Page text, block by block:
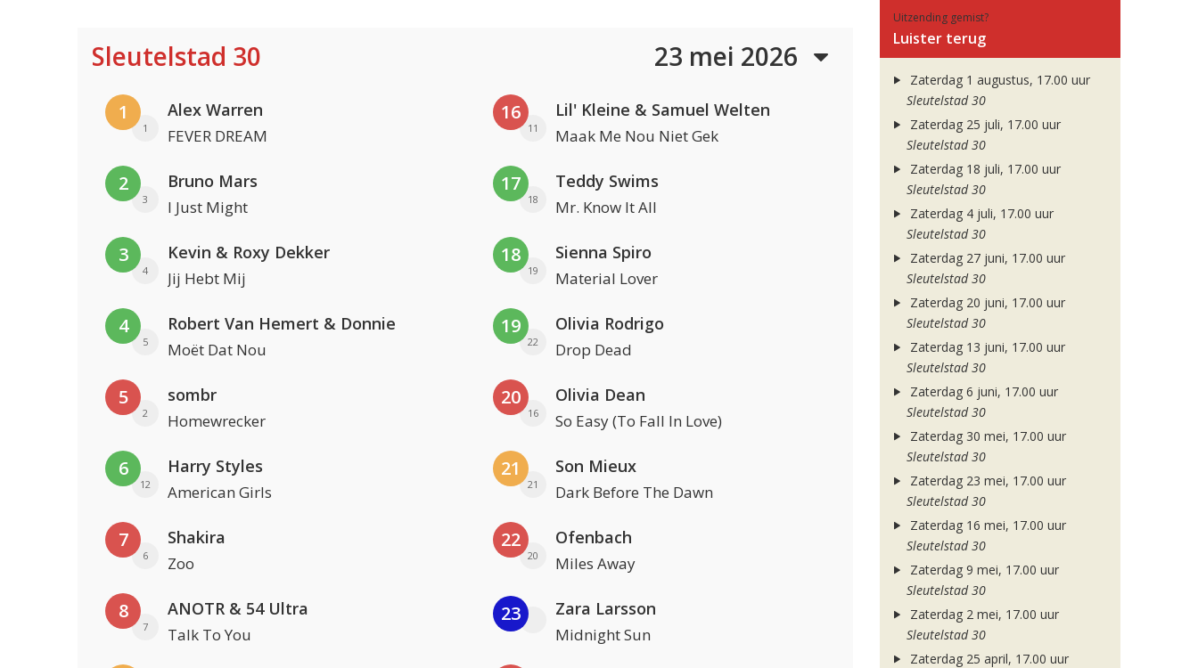
Sleutelstad 30 23 mei 2026
1
1
Alex Warren
FEVER DREAM
2
3
Bruno Mars
I Just Might
3
4
Kevin & Roxy Dekker
Jij Hebt Mij
4
5
Robert Van Hemert & Donnie
Moët Dat Nou
5
2
sombr
Homewrecker
6
12
Harry Styles
American Girls
7
6
Shakira
Zoo
8
7
ANOTR & 54 Ultra
Talk To You
16
11
Lil' Kleine & Samuel Welten
Maak Me Nou Niet Gek
17
18
Teddy Swims
Mr. Know It All
18
19
Sienna Spiro
Material Lover
19
22
Olivia Rodrigo
Drop Dead
20
16
Olivia Dean
So Easy (To Fall In Love)
21
21
Son Mieux
Dark Before The Dawn
22
20
Ofenbach
Miles Away
23 Zara Larsson
Midnight Sun
Uitzending gemist?
Luister terug
Zaterdag 1 augustus, 17.00 uur
Sleutelstad 30
Zaterdag 25 juli, 17.00 uur
Sleutelstad 30
Zaterdag 18 juli, 17.00 uur
Sleutelstad 30
Zaterdag 4 juli, 17.00 uur
Sleutelstad 30
Zaterdag 27 juni, 17.00 uur
Sleutelstad 30
Zaterdag 20 juni, 17.00 uur
Sleutelstad 30
Zaterdag 13 juni, 17.00 uur
Sleutelstad 30
Zaterdag 6 juni, 17.00 uur
Sleutelstad 30
Zaterdag 30 mei, 17.00 uur
Sleutelstad 30
Zaterdag 23 mei, 17.00 uur
Sleutelstad 30
Zaterdag 16 mei, 17.00 uur
Sleutelstad 30
Zaterdag 9 mei, 17.00 uur
Sleutelstad 30
Zaterdag 2 mei, 17.00 uur
Sleutelstad 30
Zaterdag 25 april, 17.00 uur